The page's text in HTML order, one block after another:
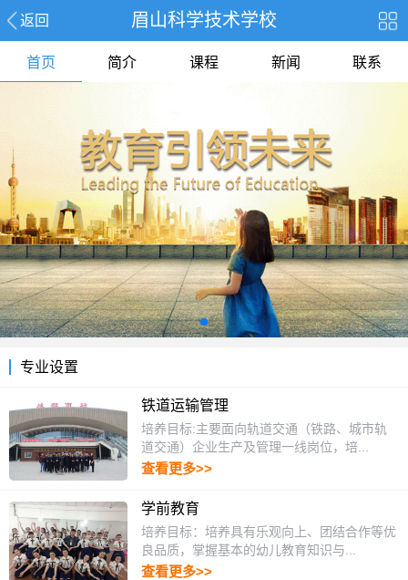
返回 眉山科学技术学校
首页 简介 课程 新闻 联系
专业设置
铁道运输管理
培养目标:主要面向轨道交通（铁路、城市轨
道交通）企业生产及管理一线岗位，培...
查看更多>>
学前教育
培养目标：培养具有乐观向上、团结合作等优
良品质，掌握基本的幼儿教育知识与...
查看更多>>